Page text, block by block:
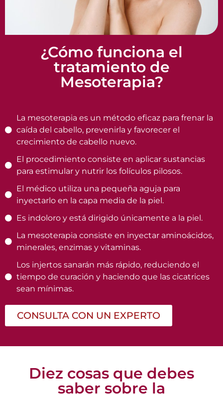
¿Cómo funciona el
tratamiento de
Mesoterapia?
La mesoterapia es un método eficaz para frenar la
caída del cabello, prevenirla y favorecer el
crecimiento de cabello nuevo.
El procedimiento consiste en aplicar sustancias
para estimular y nutrir los folículos pilosos.
El médico utiliza una pequeña aguja para
inyectarlo en la capa media de la piel.
Es indoloro y está dirigido únicamente a la piel.
La mesoterapia consiste en inyectar aminoácidos,
minerales, enzimas y vitaminas.
Los injertos sanarán más rápido, reduciendo el
tiempo de curación y haciendo que las cicatrices
sean mínimas.
CONSULTA CON UN EXPERTO
Diez cosas que debes
saber sobre la